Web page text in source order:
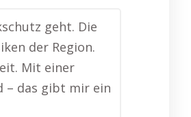
geht. Die
der Region.
Mit einer
– das gibt mir ein